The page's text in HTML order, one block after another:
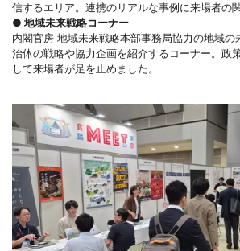
信するエリア。連携のリアルな事例に来場者の
● 地域未来戦略コーナー
内閣官房 地域未来戦略本部事務局協力の地域の
治体の戦略や協力企画を紹介するコーナー。政
して来場者が足を止めました。